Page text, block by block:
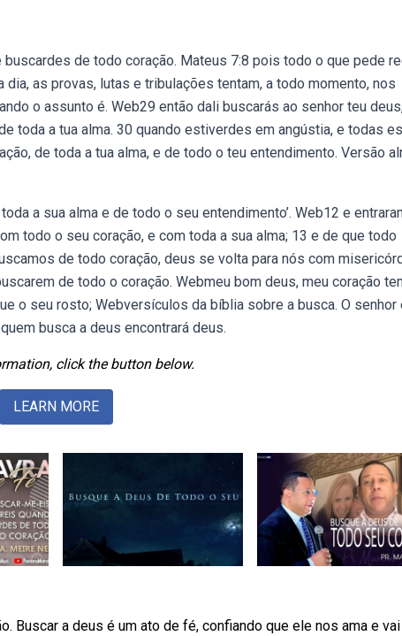
de todo coração. Mateus 7:8 pois todo o que pede
as provas, lutas e tribulações tentam, a todo momento, nos
o assunto é. Web29 então dali buscarás ao senhor teu
toda a tua alma. 30 quando estiverdes em angústia, e todas
de toda a tua alma, e de todo o teu entendimento. Versão
a sua alma e de todo o seu entendimento’. Web12 e
todo o seu coração, e com toda a sua alma; 13 e de que todo
de todo coração, deus se volta para nós com
de todo o coração. Webmeu bom deus, meu coração
o seu rosto; Webversículos da bíblia sobre a busca. O senhor
busca a deus encontrará deus.
click the button below.
LEARN MORE
Buscar a deus é um ato de fé, confiando que ele nos ama e vai